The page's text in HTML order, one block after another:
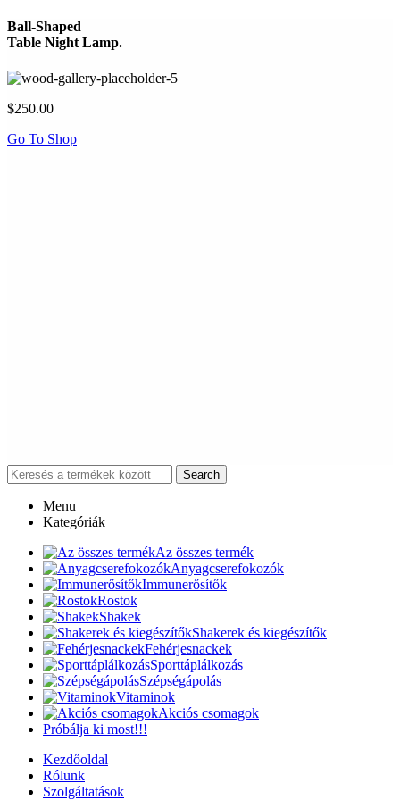
Ball-Shaped
Table Night Lamp.
$250.00
Go To Shop
Search
Menu
Kategóriák
Az összes termék
Anyagcserefokozók
Immunerősítők
Rostok
Shakek
Shakerek és kiegészítők
Fehérjesnackek
Sporttáplálkozás
Szépségápolás
Vitaminok
Akciós csomagok
Próbálja ki most!!!
Kezdőoldal
Rólunk
Szolgáltatások